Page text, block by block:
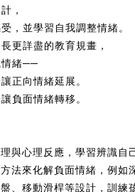
，
，並學習自我調整情緒。
更詳盡的教育規畫，
情緒──
正向情緒延展。
負面情緒轉移。
與心理反應，學習辨識自
法來化解負面情緒，例如
、移動滑桿等設計，訓練